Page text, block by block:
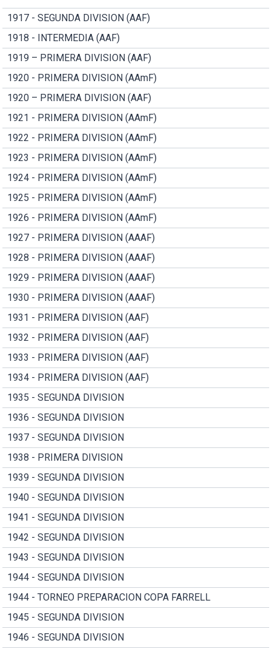
1917 - SEGUNDA DIVISION (AAF)
1918 - INTERMEDIA (AAF)
1919 – PRIMERA DIVISION (AAF)
1920 - PRIMERA DIVISION (AAmF)
1920 – PRIMERA DIVISION (AAF)
1921 - PRIMERA DIVISION (AAmF)
1922 - PRIMERA DIVISION (AAmF)
1923 - PRIMERA DIVISION (AAmF)
1924 - PRIMERA DIVISION (AAmF)
1925 - PRIMERA DIVISION (AAmF)
1926 - PRIMERA DIVISION (AAmF)
1927 - PRIMERA DIVISION (AAAF)
1928 - PRIMERA DIVISION (AAAF)
1929 - PRIMERA DIVISION (AAAF)
1930 - PRIMERA DIVISION (AAAF)
1931 - PRIMERA DIVISION (AAF)
1932 - PRIMERA DIVISION (AAF)
1933 - PRIMERA DIVISION (AAF)
1934 - PRIMERA DIVISION (AAF)
1935 - SEGUNDA DIVISION
1936 - SEGUNDA DIVISION
1937 - SEGUNDA DIVISION
1938 - PRIMERA DIVISION
1939 - SEGUNDA DIVISION
1940 - SEGUNDA DIVISION
1941 - SEGUNDA DIVISION
1942 - SEGUNDA DIVISION
1943 - SEGUNDA DIVISION
1944 - SEGUNDA DIVISION
1944 - TORNEO PREPARACION COPA FARRELL
1945 - SEGUNDA DIVISION
1946 - SEGUNDA DIVISION